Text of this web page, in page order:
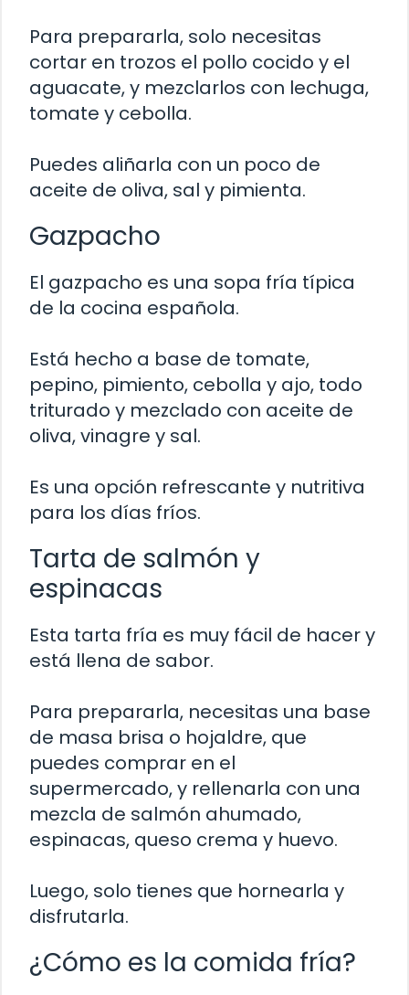
Para prepararla, solo necesitas
cortar en trozos el pollo cocido y el
aguacate, y mezclarlos con lechuga,
tomate y cebolla.
Puedes aliñarla con un poco de
aceite de oliva, sal y pimienta.
Gazpacho
El gazpacho es una sopa fría típica
de la cocina española.
Está hecho a base de tomate,
pepino, pimiento, cebolla y ajo, todo
triturado y mezclado con aceite de
oliva, vinagre y sal.
Es una opción refrescante y nutritiva
para los días fríos.
Tarta de salmón y
espinacas
Esta tarta fría es muy fácil de hacer y
está llena de sabor.
Para prepararla, necesitas una base
de masa brisa o hojaldre, que
puedes comprar en el
supermercado, y rellenarla con una
mezcla de salmón ahumado,
espinacas, queso crema y huevo.
Luego, solo tienes que hornearla y
disfrutarla.
¿Cómo es la comida fría?